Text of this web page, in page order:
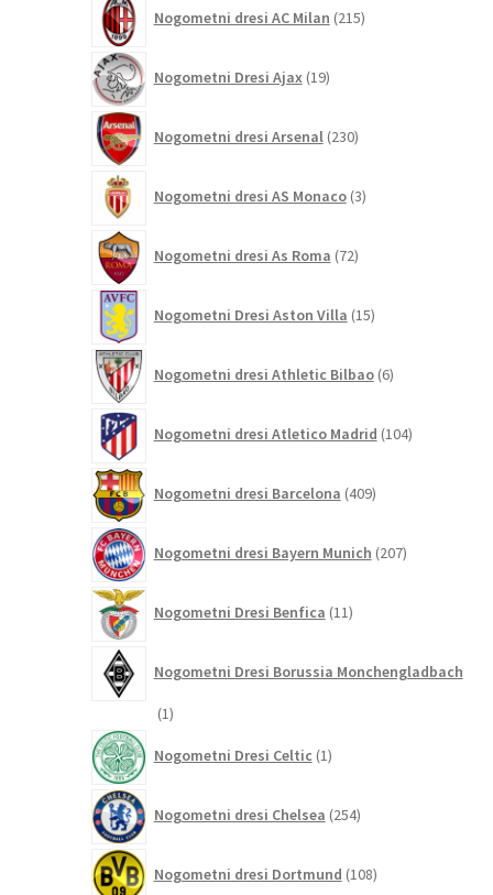
Nogometni dresi AC Milan 215izdelkov
Nogometni Dresi Ajax 19izdelkov
Nogometni dresi Arsenal 230izdelkov
Nogometni dresi AS Monaco 3izdelki
Nogometni dresi As Roma 72izdelkov
Nogometni Dresi Aston Villa 15izdelkov
Nogometni dresi Athletic Bilbao 6izdelkov
Nogometni dresi Atletico Madrid 104izdelki
Nogometni dresi Barcelona 409izdelkov
Nogometni dresi Bayern Munich 207izdelkov
Nogometni Dresi Benfica 11izdelkov
Nogometni Dresi Borussia Monchengladbach
11
Nogometni Dresi Celtic 1izdelek
Nogometni dresi Chelsea 254izdelkov
Nogometni dresi Dortmund 108izdelkov